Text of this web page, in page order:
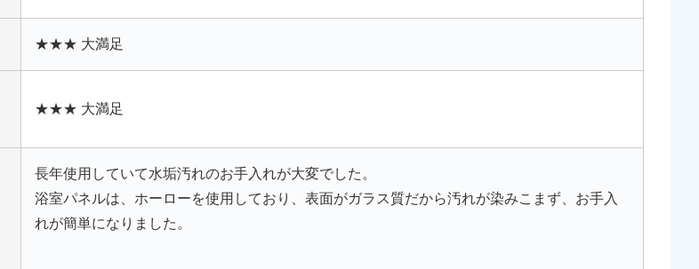
★★★ 大満足
★★★ 大満足
長年使用していて水垢汚れのお手入れが大変でした。
浴室パネルは、ホーローを使用しており、表面がガラス質だから汚れが染みこまず、お手入
れが簡単になりました。